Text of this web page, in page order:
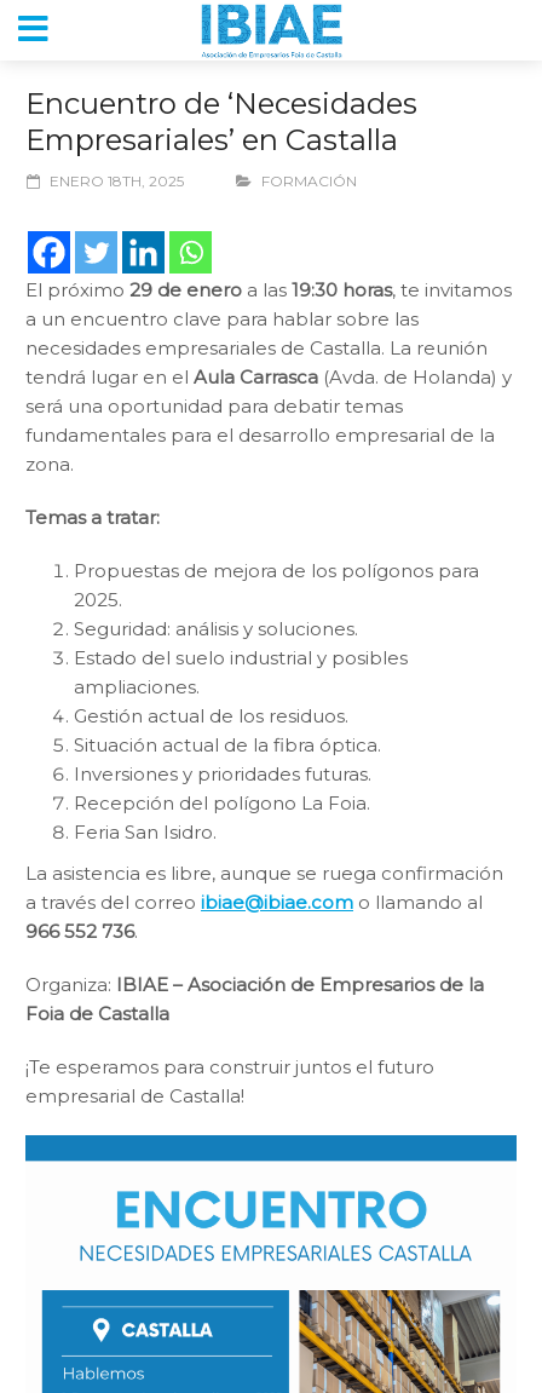
Encuentro de ‘Necesidades
Empresariales’ en Castalla
ENERO 18TH, 2025 FORMACIÓN
El próximo 29 de enero a las 19:30 horas, te invitamos
a un encuentro clave para hablar sobre las
necesidades empresariales de Castalla. La reunión
tendrá lugar en el Aula Carrasca (Avda. de Holanda) y
será una oportunidad para debatir temas
fundamentales para el desarrollo empresarial de la
zona.
Temas a tratar:
Propuestas de mejora de los polígonos para
2025.
Seguridad: análisis y soluciones.
Estado del suelo industrial y posibles
ampliaciones.
Gestión actual de los residuos.
Situación actual de la fibra óptica.
Inversiones y prioridades futuras.
Recepción del polígono La Foia.
Feria San Isidro.
La asistencia es libre, aunque se ruega confirmación
a través del correo ibiae@ibiae.com o llamando al
966 552 736.
Organiza: IBIAE – Asociación de Empresarios de la
Foia de Castalla
¡Te esperamos para construir juntos el futuro
empresarial de Castalla!